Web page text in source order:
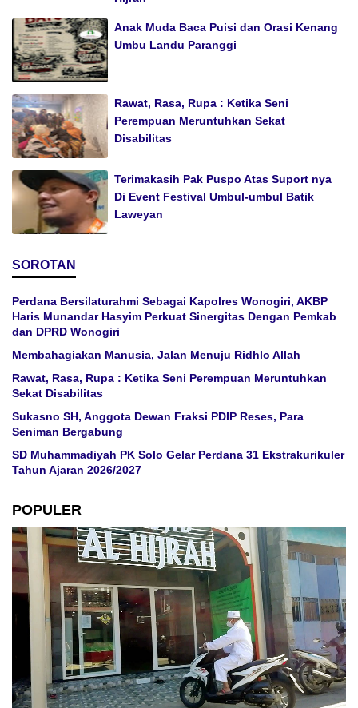
Anak Muda Baca Puisi dan Orasi Kenang
Umbu Landu Paranggi
Rawat, Rasa, Rupa : Ketika Seni
Perempuan Meruntuhkan Sekat
Disabilitas
Terimakasih Pak Puspo Atas Suport nya
Di Event Festival Umbul-umbul Batik
Laweyan
SOROTAN
Perdana Bersilaturahmi Sebagai Kapolres Wonogiri, AKBP
Haris Munandar Hasyim Perkuat Sinergitas Dengan Pemkab
dan DPRD Wonogiri
Membahagiakan Manusia, Jalan Menuju Ridhlo Allah
Rawat, Rasa, Rupa : Ketika Seni Perempuan Meruntuhkan
Sekat Disabilitas
Sukasno SH, Anggota Dewan Fraksi PDIP Reses, Para
Seniman Bergabung
SD Muhammadiyah PK Solo Gelar Perdana 31 Ekstrakurikuler
Tahun Ajaran 2026/2027
POPULER